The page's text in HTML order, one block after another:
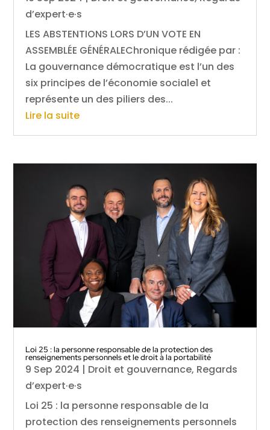
d’expert·e·s
LES ABSTENTIONS LORS D’UN VOTE EN
ASSEMBLÉE GÉNÉRALEChronique rédigée par :
La gouvernance démocratique est l’un des
six principes de l’économie sociale1 et
représente un des piliers des...
Lire la suite
Loi 25 : la personne responsable de la protection des
renseignements personnels et le droit à la portabilité
9 Sep 2024 | Droit et gouvernance, Regards
d’expert·e·s
Loi 25 : la personne responsable de la
protection des renseignements personnels